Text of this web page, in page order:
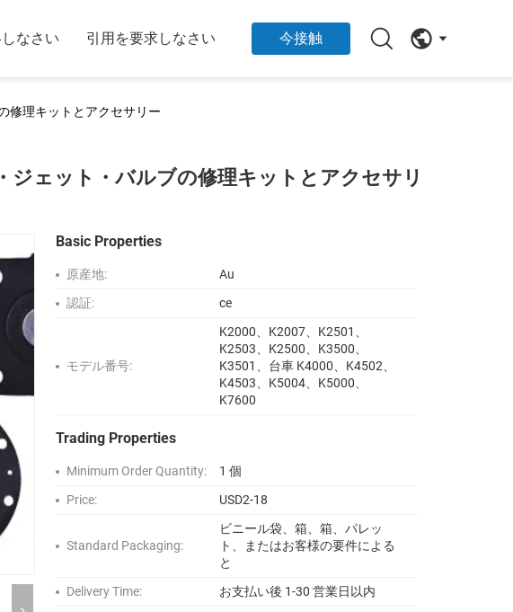
なさい 引用を要求しなさい 今接触
修理キットとアクセサリー
ェット・バルブの修理キットとアクセサリ
Basic Properties
原産地:
Au
認証:
ce
モデル番号:
K2000、K2007、K2501、
K2503、K2500、K3500、
K3501、台車 K4000、K4502、
K4503、K5004、K5000、
K7600
Trading Properties
Minimum Order Quantity:
1 個
Price:
USD2-18
Standard Packaging:
ビニール袋、箱、箱、パレッ
ト、またはお客様の要件による
と
Delivery Time:
お支払い後 1-30 営業日以内